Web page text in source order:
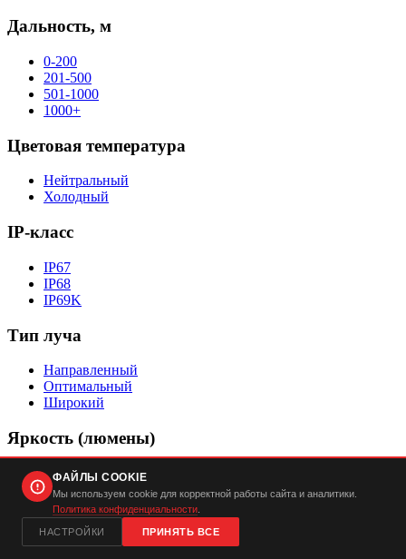
Дальность, м
0-200
201-500
501-1000
1000+
Цветовая температура
Нейтральный
Холодный
IP-класс
IP67
IP68
IP69K
Тип луча
Направленный
Оптимальный
Широкий
Яркость (люмены)
0-2000
2001-4000
4001-6000
6001-10000
10001-20000
ФАЙЛЫ COOKIE
Мы используем cookie для корректной работы сайта и аналитики.
Политика конфиденциальности
НАСТРОЙКИ ПРИНЯТЬ ВСЕ